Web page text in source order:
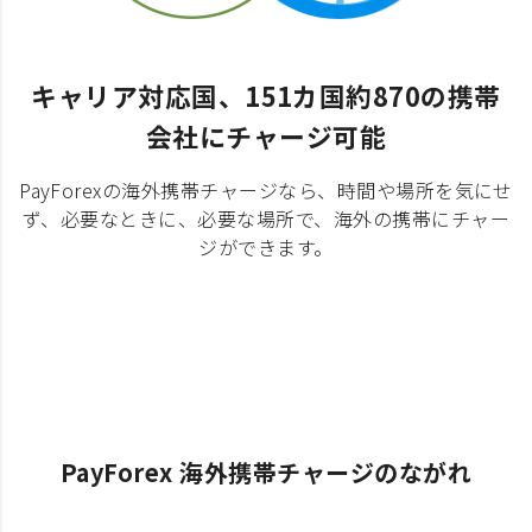
キャリア対応国、151カ国約870の携帯
会社にチャージ可能
PayForexの海外携帯チャージなら、時間や場所を気にせ
ず、必要なときに、必要な場所で、海外の携帯にチャー
ジができます。
PayForex 海外携帯チャージのながれ